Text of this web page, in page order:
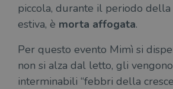
piccola, durante il periodo
estiva, è morta affogata.
Per questo evento Mimì si
non si alza dal letto, gli
interminabili “febbri della